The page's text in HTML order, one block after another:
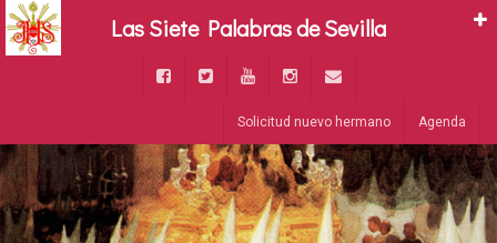
Solicitud nuevo hermano Agenda
Las Siete Palabras de Sevilla